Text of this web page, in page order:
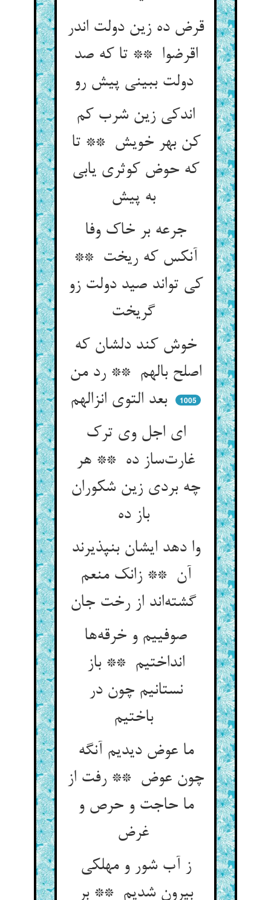
قرض ده زین دولت اندر
اقرضوا ** تا که صد
دولت ببینی پیش رو
اندکی زین شرب کم
کن بهر خویش ** تا
که حوض کوثری یابی
به پیش
جرعه بر خاک وفا
آنکس که ریخت **
کی تواند صید دولت زو
گریخت
خوش کند دلشان که
اصلح بالهم ** رد من
بعد التوی انزالهم
1005
ای اجل وی ترک
غارت‌ساز ده ** هر
چه بردی زین شکوران
باز ده
وا دهد ایشان بنپذیرند
آن ** زانک منعم
گشته‌اند از رخت جان
صوفییم و خرقه‌ها
انداختیم ** باز
نستانیم چون در
باختیم
ما عوض دیدیم آنگه
چون عوض ** رفت از
ما حاجت و حرص و
ز آب شور و مهلکی
بیرون شدیم ** بر